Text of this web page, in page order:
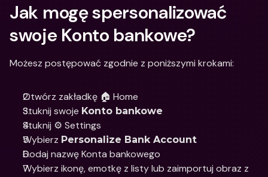
Jak mogę spersonalizować
swoje Konto bankowe?
Możesz postępować zgodnie z poniższymi krokami:
Otwórz zakładkę 🏠 Home
Stuknij swoje Konto bankowe
Stuknij ⚙️ Settings
Wybierz Personalize Bank Account
Dodaj nazwę Konta bankowego
Wybierz ikonę, emotkę z listy lub zaimportuj obraz z